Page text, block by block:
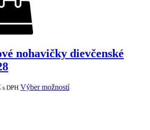
nohavičky dievčenské
s DPH Výber možností